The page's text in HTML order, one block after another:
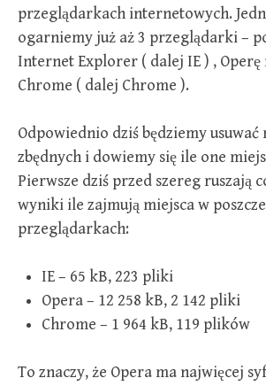
przeglądarkach internetowych.
ogarniemy już aż 3 przeglądarki –
Internet Explorer ( dalej IE ) , Operę
Chrome ( dalej Chrome ).
Odpowiednio dziś będziemy
zbędnych i dowiemy się ile one
Pierwsze dziś przed szereg ruszają
wyniki ile zajmują miejsca w
przeglądarkach:
IE – 65 kB, 223 pliki
Opera – 12 258 kB, 2 142 pliki
Chrome – 1 964 kB, 119 plików
To znaczy, że Opera ma najwięcej